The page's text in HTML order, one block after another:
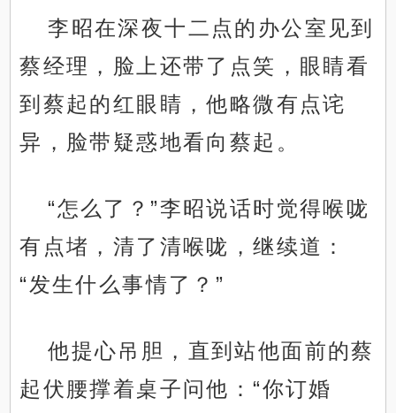
李昭在深夜十二点的办公室见到
蔡经理，脸上还带了点笑，眼睛看
到蔡起的红眼睛，他略微有点诧
异，脸带疑惑地看向蔡起。
“怎么了？”李昭说话时觉得喉咙
有点堵，清了清喉咙，继续道：
“发生什么事情了？”
他提心吊胆，直到站他面前的蔡
起伏腰撑着桌子问他：“你订婚